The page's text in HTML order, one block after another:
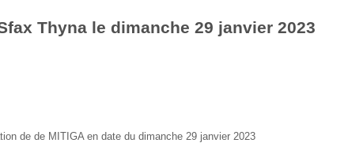
Thyna le dimanche 29 janvier 2023
de de MITIGA en date du dimanche 29 janvier 2023